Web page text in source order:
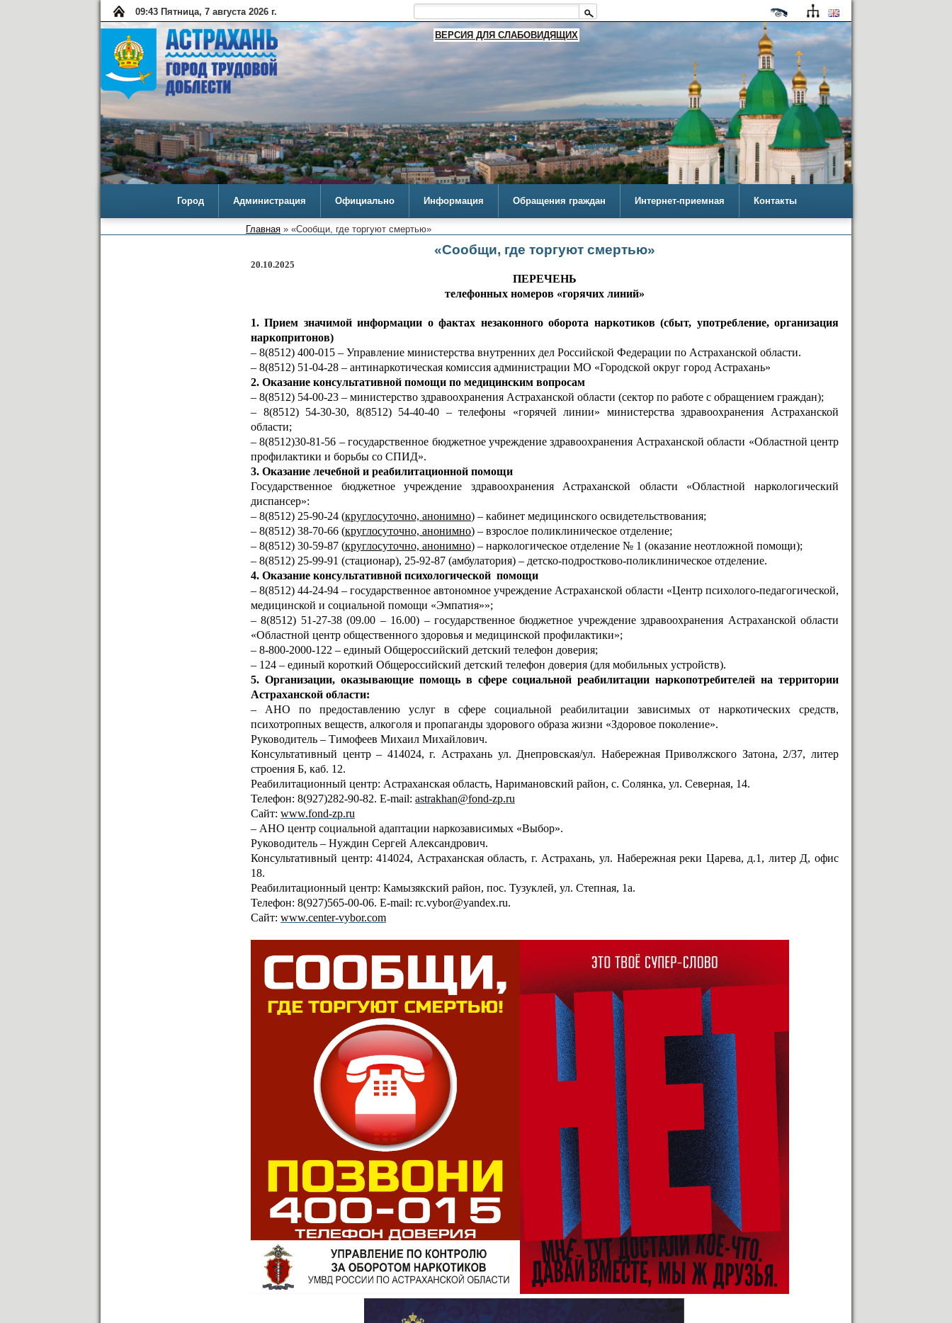
09:43 Пятница, 7 августа 2026 г.
ВЕРСИЯ ДЛЯ СЛАБОВИДЯЩИХ
Город Администрация Официально Информация Обращения граждан Интернет-приемная Контакты
Главная » «Сообщи, где торгуют смертью»
«Сообщи, где торгуют смертью»
20.10.2025
ПЕРЕЧЕНЬ
телефонных номеров «горячих линий»
1. Прием значимой информации о фактах незаконного оборота наркотиков (сбыт, употребление, организация
наркопритонов)
– 8(8512) 400-015 – Управление министерства внутренних дел Российской Федерации по Астраханской области.
– 8(8512) 51-04-28 – антинаркотическая комиссия администрации МО «Городской округ город Астрахань»
2. Оказание консультативной помощи по медицинским вопросам
– 8(8512) 54-00-23 – министерство здравоохранения Астраханской области (сектор по работе с обращением граждан);
– 8(8512) 54-30-30, 8(8512) 54-40-40 – телефоны «горячей линии» министерства здравоохранения Астраханской
области;
– 8(8512)30-81-56 – государственное бюджетное учреждение здравоохранения Астраханской области «Областной центр
профилактики и борьбы со СПИД».
3. Оказание лечебной и реабилитационной помощи
Государственное бюджетное учреждение здравоохранения Астраханской области «Областной наркологический
диспансер»:
– 8(8512) 25-90-24 (круглосуточно, анонимно) – кабинет медицинского освидетельствования;
– 8(8512) 38-70-66 (круглосуточно, анонимно) – взрослое поликлиническое отделение;
– 8(8512) 30-59-87 (круглосуточно, анонимно) – наркологическое отделение № 1 (оказание неотложной помощи);
– 8(8512) 25-99-91 (стационар), 25-92-87 (амбулатория) – детско-подростково-поликлиническое отделение.
4. Оказание консультативной психологической помощи
– 8(8512) 44-24-94 – государственное автономное учреждение Астраханской области «Центр психолого-педагогической,
медицинской и социальной помощи «Эмпатия»»;
– 8(8512) 51-27-38 (09.00 – 16.00) – государственное бюджетное учреждение здравоохранения Астраханской области
«Областной центр общественного здоровья и медицинской профилактики»;
– 8-800-2000-122 – единый Общероссийский детский телефон доверия;
– 124 – единый короткий Общероссийский детский телефон доверия (для мобильных устройств).
5. Организации, оказывающие помощь в сфере социальной реабилитации наркопотребителей на территории
Астраханской области:
– АНО по предоставлению услуг в сфере социальной реабилитации зависимых от наркотических средств,
психотропных веществ, алкоголя и пропаганды здорового образа жизни «Здоровое поколение».
Руководитель – Тимофеев Михаил Михайлович.
Консультативный центр – 414024, г. Астрахань ул. Днепровская/ул. Набережная Приволжского Затона, 2/37, литер
строения Б, каб. 12.
Реабилитационный центр: Астраханская область, Наримановский район, с. Солянка, ул. Северная, 14.
Телефон: 8(927)282-90-82. E-mail: astrakhan@fond-zp.ru
Cайт: www.fond-zp.ru
– АНО центр социальной адаптации наркозависимых «Выбор».
Руководитель – Нуждин Сергей Александрович.
Консультативный центр: 414024, Астраханская область, г. Астрахань, ул. Набережная реки Царева, д.1, литер Д, офис
18.
Реабилитационный центр: Камызякский район, пос. Тузуклей, ул. Степная, 1а.
Телефон: 8(927)565-00-06. E-mail: rc.vybor@yandex.ru.
Cайт: www.center-vybor.com